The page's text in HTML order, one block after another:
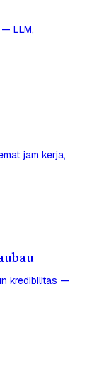
LLM,
jam kerja,
kredibilitas —